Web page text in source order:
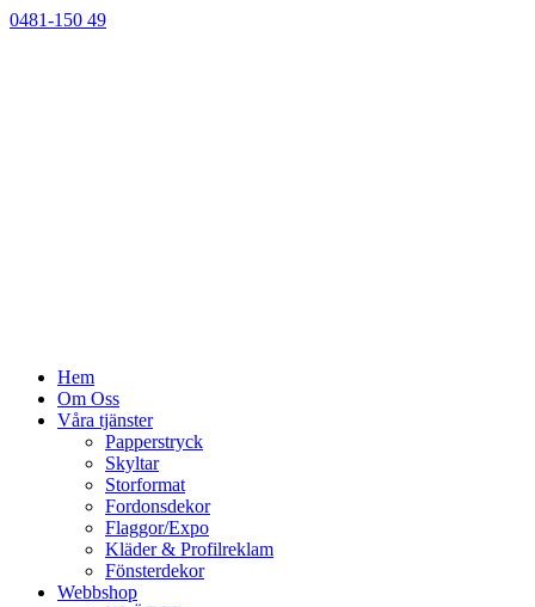
0481-150 49
Hem
Om Oss
Våra tjänster
Papperstryck
Skyltar
Storformat
Fordonsdekor
Flaggor/Expo
Kläder & Profilreklam
Fönsterdekor
Webbshop